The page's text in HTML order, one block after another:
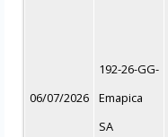
06/07/2026
192-26-GG-
Emapica
SA